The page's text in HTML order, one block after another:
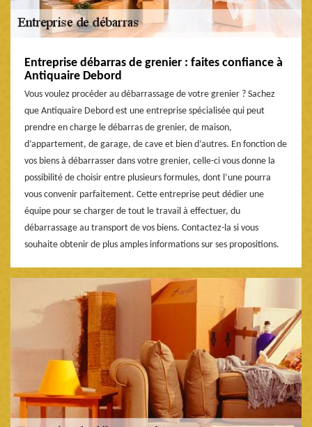
Entreprise débarras de grenier : faites confiance à
Antiquaire Debord
Vous voulez procéder au débarrassage de votre grenier ? Sachez
que Antiquaire Debord est une entreprise spécialisée qui peut
prendre en charge le débarras de grenier, de maison,
d’appartement, de garage, de cave et bien d’autres. En fonction de
vos biens à débarrasser dans votre grenier, celle-ci vous donne la
possibilité de choisir entre plusieurs formules, dont l’une pourra
vous convenir parfaitement. Cette entreprise peut dédier une
équipe pour se charger de tout le travail à effectuer, du
débarrassage au transport de vos biens. Contactez-la si vous
souhaite obtenir de plus amples informations sur ses propositions.